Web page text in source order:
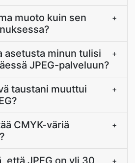
muoto kuin sen
+
asetusta minun tulisi
JPEG-palveluun?
+
taustani muuttui
+
CMYK-väriä
+
että JPEG on yli 30
+